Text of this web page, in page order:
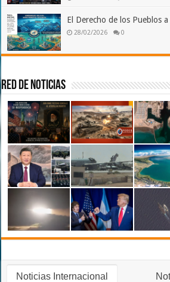
El Derecho de los Pueblos
28/02/2026 0
Red de Noticias
Noticias Internacional